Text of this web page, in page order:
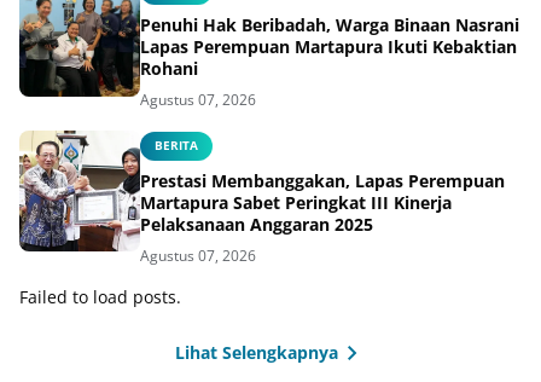
Penuhi Hak Beribadah, Warga Binaan Nasrani
Lapas Perempuan Martapura Ikuti Kebaktian
Rohani
Agustus 07, 2026
BERITA
Prestasi Membanggakan, Lapas Perempuan
Martapura Sabet Peringkat III Kinerja
Pelaksanaan Anggaran 2025
Agustus 07, 2026
Failed to load posts.
Lihat Selengkapnya